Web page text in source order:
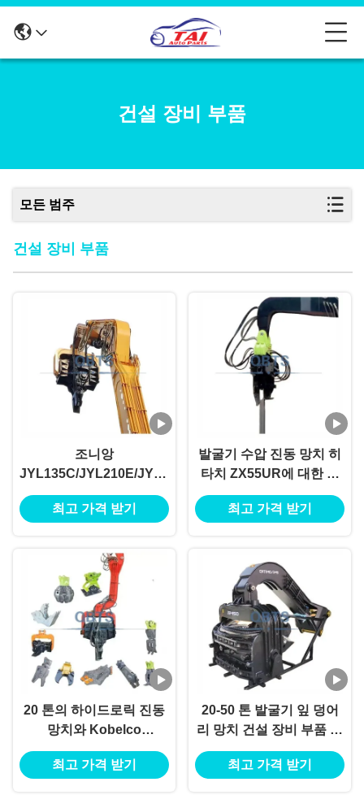
건설 장비 부품
모든 범주
건설 장비 부품
조니앙
JYL135C/JYL210E/JY230E/JY210E/JJ
를 위한 발굴기 장착 덩어
리 망치
최고 가격 받기
발굴기 수압 진동 망치 히
타치 ZX55UR에 대한 건
설 장비 부품
최고 가격 받기
20 톤의 하이드로릭 진동
망치와 Kobelco
SK210LC-8의 사이드 클
램프 부착
최고 가격 받기
20-50 톤 발굴기 잎 덩어
리 망치 건설 장비 부품 현
대 R450
최고 가격 받기